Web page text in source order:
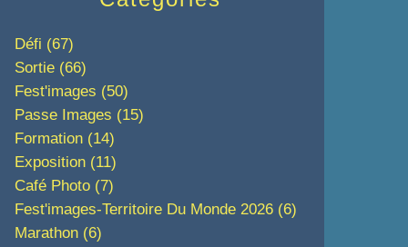
Défi (67)
Sortie (66)
Fest'images (50)
Passe Images (15)
Formation (14)
Exposition (11)
Café Photo (7)
Fest'images-Territoire Du Monde 2026 (6)
Marathon (6)